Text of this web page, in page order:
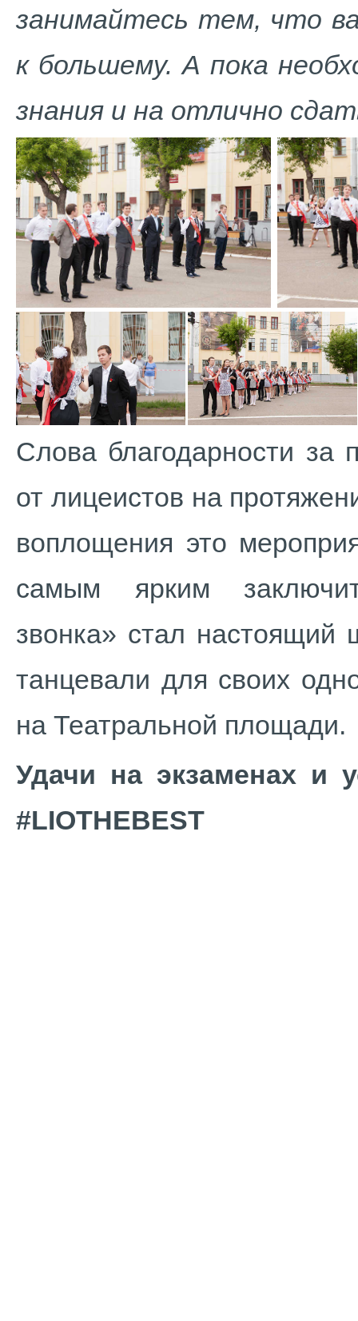
занимайтесь тем, что
к большему. А пока
знания и на отлично
Слова благодарности за
от лицеистов на
воплощения это
самым ярким
звонка» стал настоящий
танцевали для своих
на Театральной площади.
Удачи на экзаменах и
#LIOTHEBEST